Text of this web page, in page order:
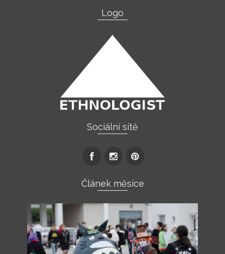
Logo
Sociální sítě
Článek měsíce